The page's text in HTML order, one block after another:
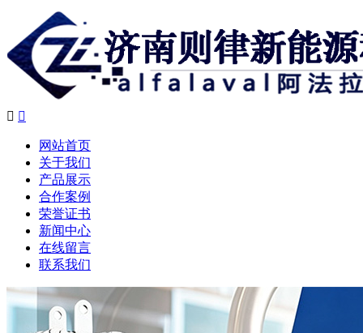
 
网站首页
关于我们
产品展示
合作案例
荣誉证书
新闻中心
在线留言
联系我们